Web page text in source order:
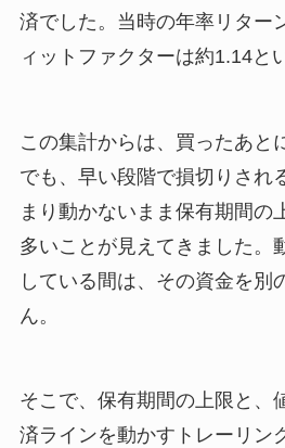
済でした。当時の年率リター
ィットファクターは約1.14と
この集計からは、買ったあと
でも、早い段階で損切りされ
まり動かないまま保有期間の
多いことが見えてきました。
している間は、その資金を別
ん。
そこで、保有期間の上限と、
済ラインを動かすトレーリン